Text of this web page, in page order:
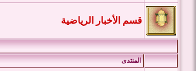
قسم الأخبار الرياضية
المنتدى